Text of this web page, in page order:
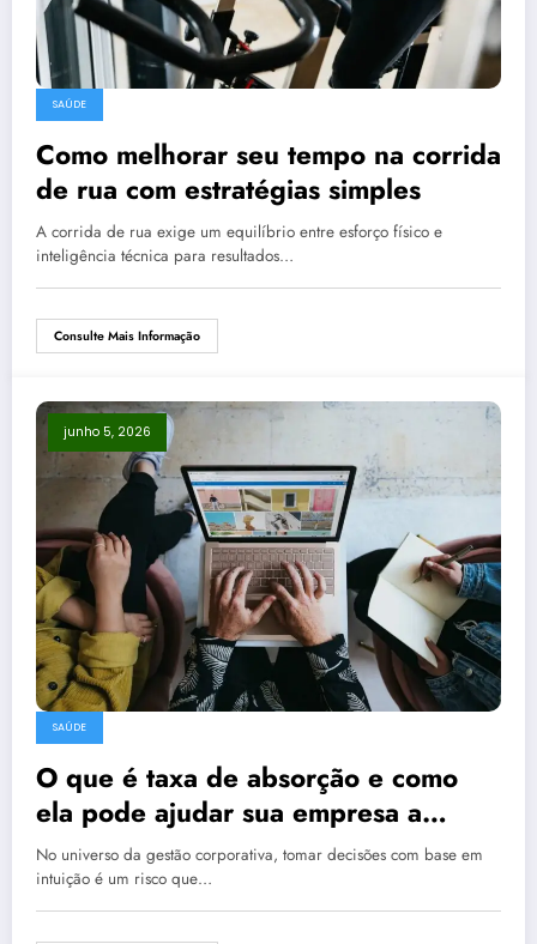
SAÚDE
Como melhorar seu tempo na corrida
de rua com estratégias simples
A corrida de rua exige um equilíbrio entre esforço físico e
inteligência técnica para resultados…
Consulte Mais Informação
junho 5, 2026
SAÚDE
O que é taxa de absorção e como
ela pode ajudar sua empresa a
crescer
No universo da gestão corporativa, tomar decisões com base em
intuição é um risco que…